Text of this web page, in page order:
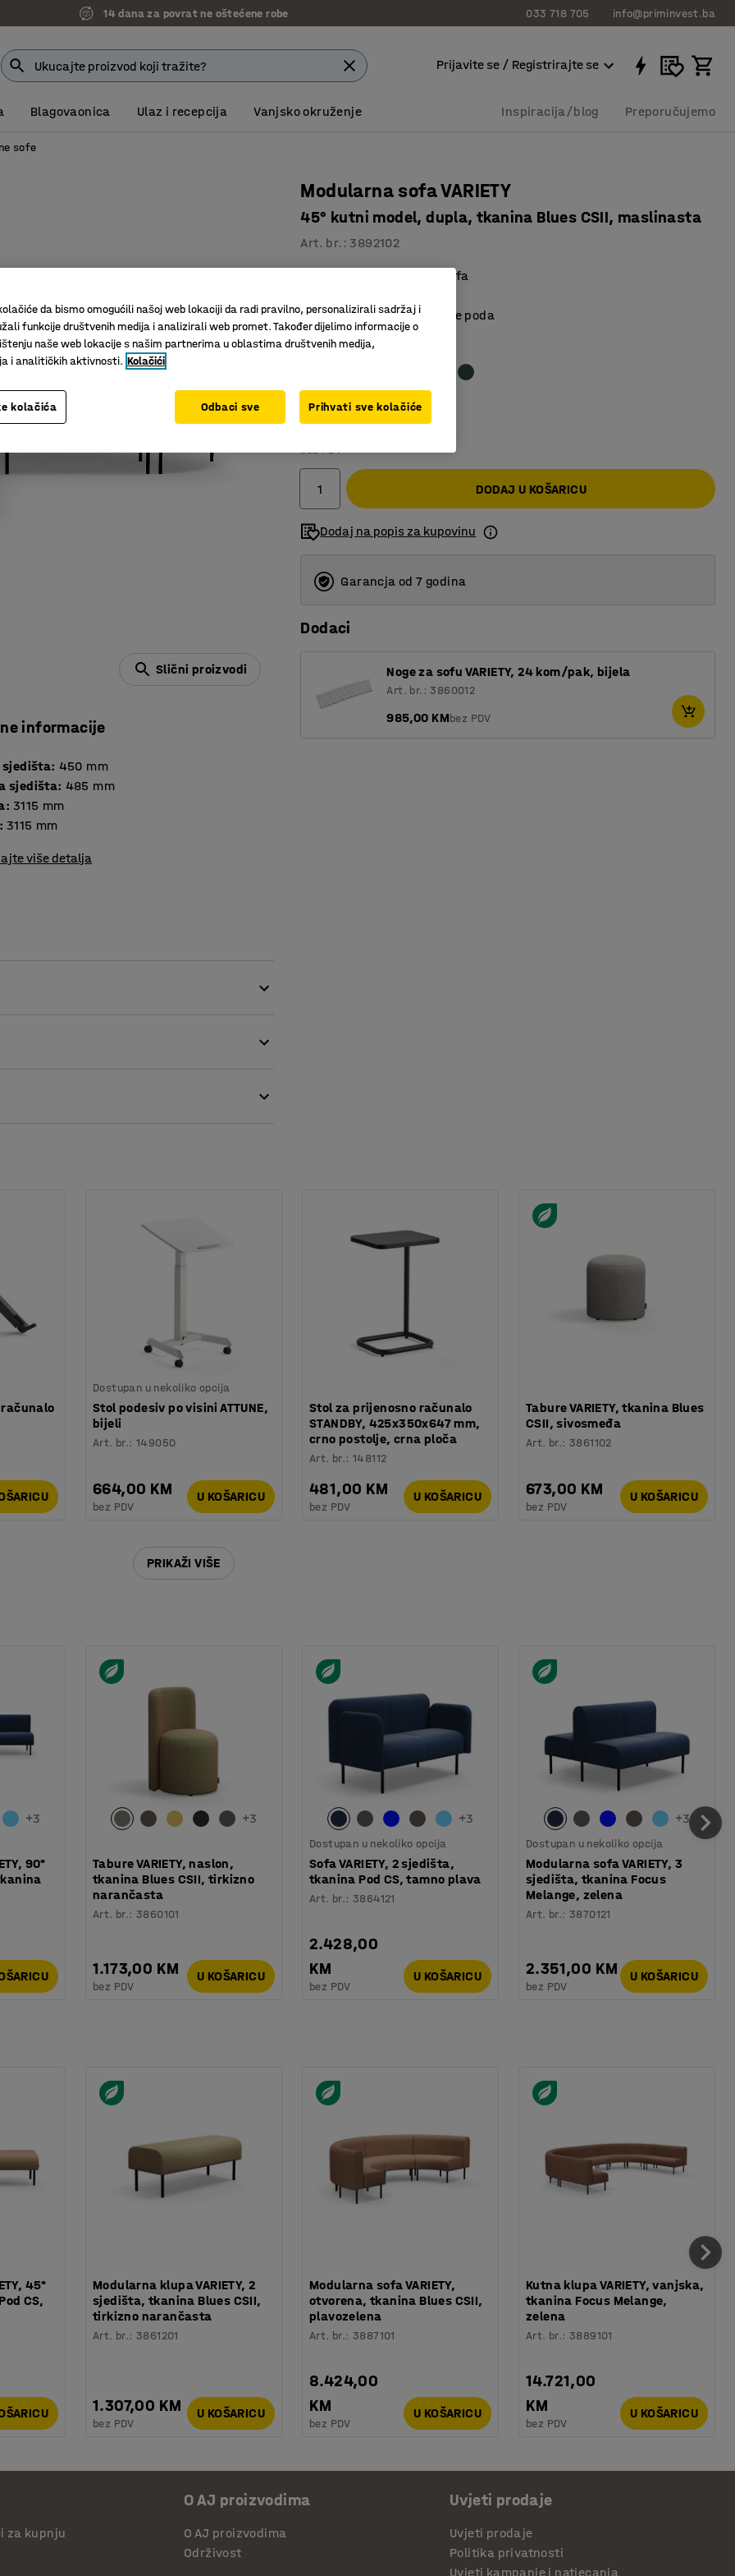
14 dana za povrat ne oštećene robe 033 718 705 info@priminvest.ba
Prijavite se / Registrirajte se
Blagovaonica Ulaz i recepcija Vanjsko okruženje Inspiracija/blog Preporučujemo
sofe
Slični proizvodi
informacije
sjedišta: 450 mm
sjedišta: 485 mm
: 3115 mm
: 3115 mm
više detalja
Otvor između sjedišta i naslona sprečava
Ima okrugle noge s navojima koji
Serija namještaja se sastoji od sofa,
na više načina za potpuno
Modularna sofa VARIETY
45° kutni model, dupla, tkanina Blues CSII, maslinasta
Art. br. : 3892102
Prostrana i praktična sofa
Noge olakšavaju čišćenje poda
Boja:Sivo-smeđa
12.844,00 KM
bez PDV
DODAJ U KOŠARICU
Dodaj na popis za kupovinu
Garancja od 7 godina
Dodaci
Noge za sofu VARIETY, 24 kom/pak, bijela
Art. br.: 3860012
985,00 KMbez PDV
Dostupan u nekoliko opcija
Stol podesiv po visini ATTUNE,
bijeli
Art. br.:149050
664,00 KM
bez PDV
U KOŠARICU
Stol za prijenosno računalo
STANDBY, 425x350x647 mm,
crno postolje, crna ploča
Art. br.:148112
481,00 KM
bez PDV
U KOŠARICU
Tabure VARIETY, tkanina Blues
CSII, sivosmeđa
Art. br.:3861102
673,00 KM
bez PDV
U KOŠARICU
PRIKAŽI VIŠE
+3
90°
+3
Tabure VARIETY, naslon,
tkanina Blues CSII, tirkizno
narančasta
Art. br.:3860101
1.173,00 KM
bez PDV
U KOŠARICU
+3
Dostupan u nekoliko opcija
Sofa VARIETY, 2 sjedišta,
tkanina Pod CS, tamno plava
Art. br.:3864121
2.428,00
KM
bez PDV
U KOŠARICU
+3
Dostupan u nekoliko opcija
Modularna sofa VARIETY, 3
sjedišta, tkanina Focus
Melange, zelena
Art. br.:3870121
2.351,00 KM
bez PDV
U KOŠARICU
45°
CS,
Modularna klupa VARIETY, 2
sjedišta, tkanina Blues CSII,
tirkizno narančasta
Art. br.:3861201
1.307,00 KM
bez PDV
U KOŠARICU
Modularna sofa VARIETY,
otvorena, tkanina Blues CSII,
plavozelena
Art. br.:3887101
8.424,00
KM
bez PDV
U KOŠARICU
Kutna klupa VARIETY, vanjska,
tkanina Focus Melange,
zelena
Art. br.:3889101
14.721,00
KM
bez PDV
U KOŠARICU
za kupnju
O AJ proizvodima
O AJ proizvodima
Održivost
Uvjeti prodaje
Uvjeti prodaje
Politika privatnosti
Uvjeti kampanje i natjecanja
da bismo omogućili našoj web lokaciji da radi pravilno, personalizirali sadržaj i
funkcije društvenih medija i analizirali web promet. Također dijelimo informacije o
naše web lokacije s našim partnerima u oblastima društvenih medija,
i analitičkih aktivnosti. Kolačići
kolačića Odbaci sve Prihvati sve kolačiće